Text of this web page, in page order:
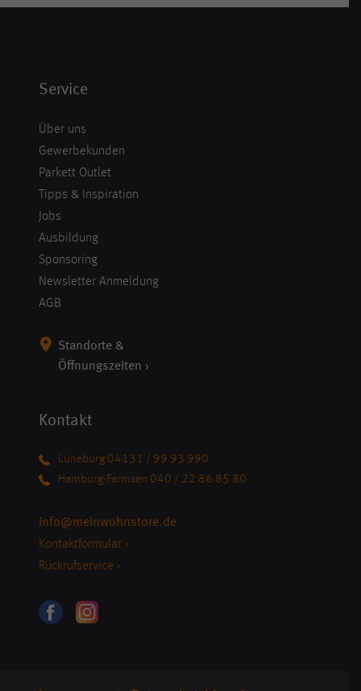
Service
Über uns
Gewerbekunden
Parkett Outlet
Tipps & Inspiration
Jobs
Ausbildung
Sponsoring
Newsletter Anmeldung
AGB
Standorte &
Öffnungszeiten ›
Kontakt
Lüneburg 04131 / 99 93 990
Hamburg-Farmsen 040 / 22 86 85 80
info@meinwohnstore.de
Kontaktformular ›
Rückrufservice ›